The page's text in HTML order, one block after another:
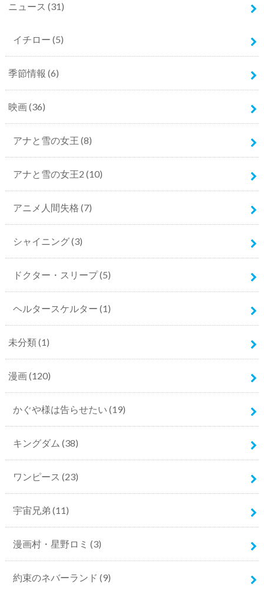
ニュース (31)
イチロー (5)
季節情報 (6)
映画(36)
アナと雪の女王 (8)
アナと雪の女王2 (10)
アニメ人間失格 (7)
シャイニング(3)
ドクター・スリープ(5)
ヘルタースケルター (1)
未分類(1)
漫画(120)
かぐや様は告らせたい (19)
キングダム (38)
ワンピース (23)
宇宙兄弟 (11)
漫画村・星野ロミ (3)
約束のネバーランド (9)